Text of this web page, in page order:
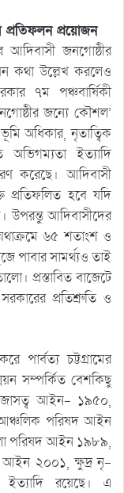
প্রতিফলন প্রয়োজন
আদিবাসী জনগোষ্ঠীর
কথা উল্লেখ করলেও
৭ম পঞ্চবার্ষিকী
জন্যে কৌশল’
অধিকার, নৃতাত্বিক
অভিগম্যতা ইত্যাদি
করেছে। আদিবাসী
প্রতিফলিত হবে যদি
উপরন্তু আদিবাসীদের
যথাক্রমে ৬৫ শতাংশ ও
পাবার সামর্থ্যও তাই
প্রস্তাবিত বাজেটে
প্রতিশ্রুতি ও
পার্বত্য চট্টগ্রামের
সম্পর্কিত বেশকিছু
আইন- ১৯৫০,
আঞ্চলিক পরিষদ আইন
পরিষদ আইন ১৯৮৯,
আইন ২০০১, ক্ষুদ্র নৃ-
ইত্যাদি রয়েছে। এ